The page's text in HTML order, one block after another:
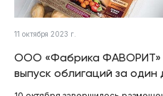
11 октября 2023 г.
ООО «Фабрика ФАВОРИТ»
выпуск облигаций за один